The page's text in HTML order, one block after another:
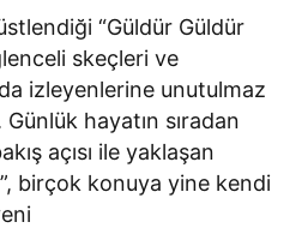
üstlendiği “Güldür Güldür
skeçleri ve
izleyenlerine unutulmaz
hayatın sıradan
açısı ile yaklaşan
birçok konuya yine kendi